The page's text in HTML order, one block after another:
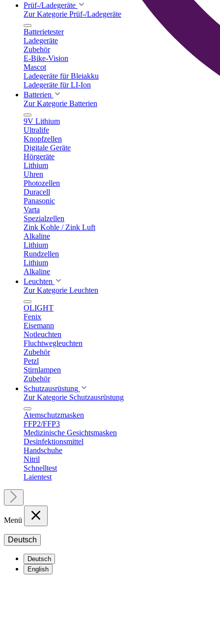
Prüf-/Ladegeräte
Zur Kategorie Prüf-/Ladegeräte
Batterietester
Ladegeräte
Zubehör
E-Bike-Vision
Mascot
Ladegeräte für Bleiakku
Ladegeräte für LI-Ion
Batterien
Zur Kategorie Batterien
9V Lithium
Ultralife
Knopfzellen
Digitale Geräte
Hörgeräte
Lithium
Uhren
Photozellen
Duracell
Panasonic
Varta
Spezialzellen
Zink Kohle / Zink Luft
Alkaline
Lithium
Rundzellen
Lithium
Alkaline
Leuchten
Zur Kategorie Leuchten
OLIGHT
Fenix
Eisemann
Notleuchten
Fluchtwegleuchten
Zubehör
Petzl
Stirnlampen
Zubehör
Schutzausrüstung
Zur Kategorie Schutzausrüstung
Atemschutzmasken
FFP2/FFP3
Medizinische Gesichtsmasken
Desinfektionsmittel
Handschuhe
Nitril
Schnelltest
Laientest
Menü
Deutsch
Deutsch
English